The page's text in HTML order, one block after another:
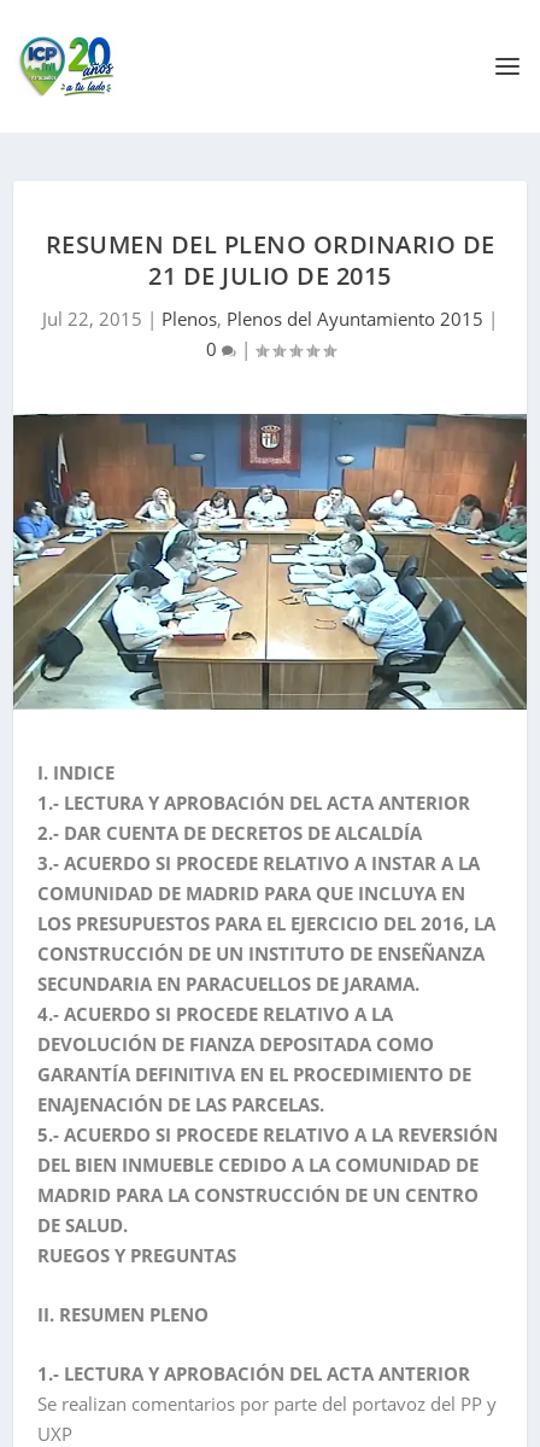
RESUMEN DEL PLENO ORDINARIO DE
21 DE JULIO DE 2015
Jul 22, 2015 | Plenos, Plenos del Ayuntamiento 2015 |
0
|
I. INDICE
1.- LECTURA Y APROBACIÓN DEL ACTA ANTERIOR
2.- DAR CUENTA DE DECRETOS DE ALCALDÍA
3.- ACUERDO SI PROCEDE RELATIVO A INSTAR A LA
COMUNIDAD DE MADRID PARA QUE INCLUYA EN
LOS PRESUPUESTOS PARA EL EJERCICIO DEL 2016, LA
CONSTRUCCIÓN DE UN INSTITUTO DE ENSEÑANZA
SECUNDARIA EN PARACUELLOS DE JARAMA.
4.- ACUERDO SI PROCEDE RELATIVO A LA
DEVOLUCIÓN DE FIANZA DEPOSITADA COMO
GARANTÍA DEFINITIVA EN EL PROCEDIMIENTO DE
ENAJENACIÓN DE LAS PARCELAS.
5.- ACUERDO SI PROCEDE RELATIVO A LA REVERSIÓN
DEL BIEN INMUEBLE CEDIDO A LA COMUNIDAD DE
MADRID PARA LA CONSTRUCCIÓN DE UN CENTRO
DE SALUD.
RUEGOS Y PREGUNTAS
II. RESUMEN PLENO
1.- LECTURA Y APROBACIÓN DEL ACTA ANTERIOR
Se realizan comentarios por parte del portavoz del PP y
UXP